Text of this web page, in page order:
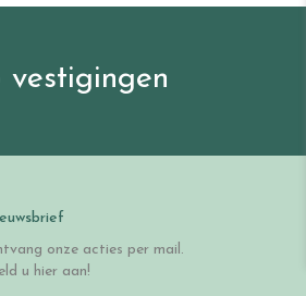
vestigingen
onze acties per mail.
u hier aan!